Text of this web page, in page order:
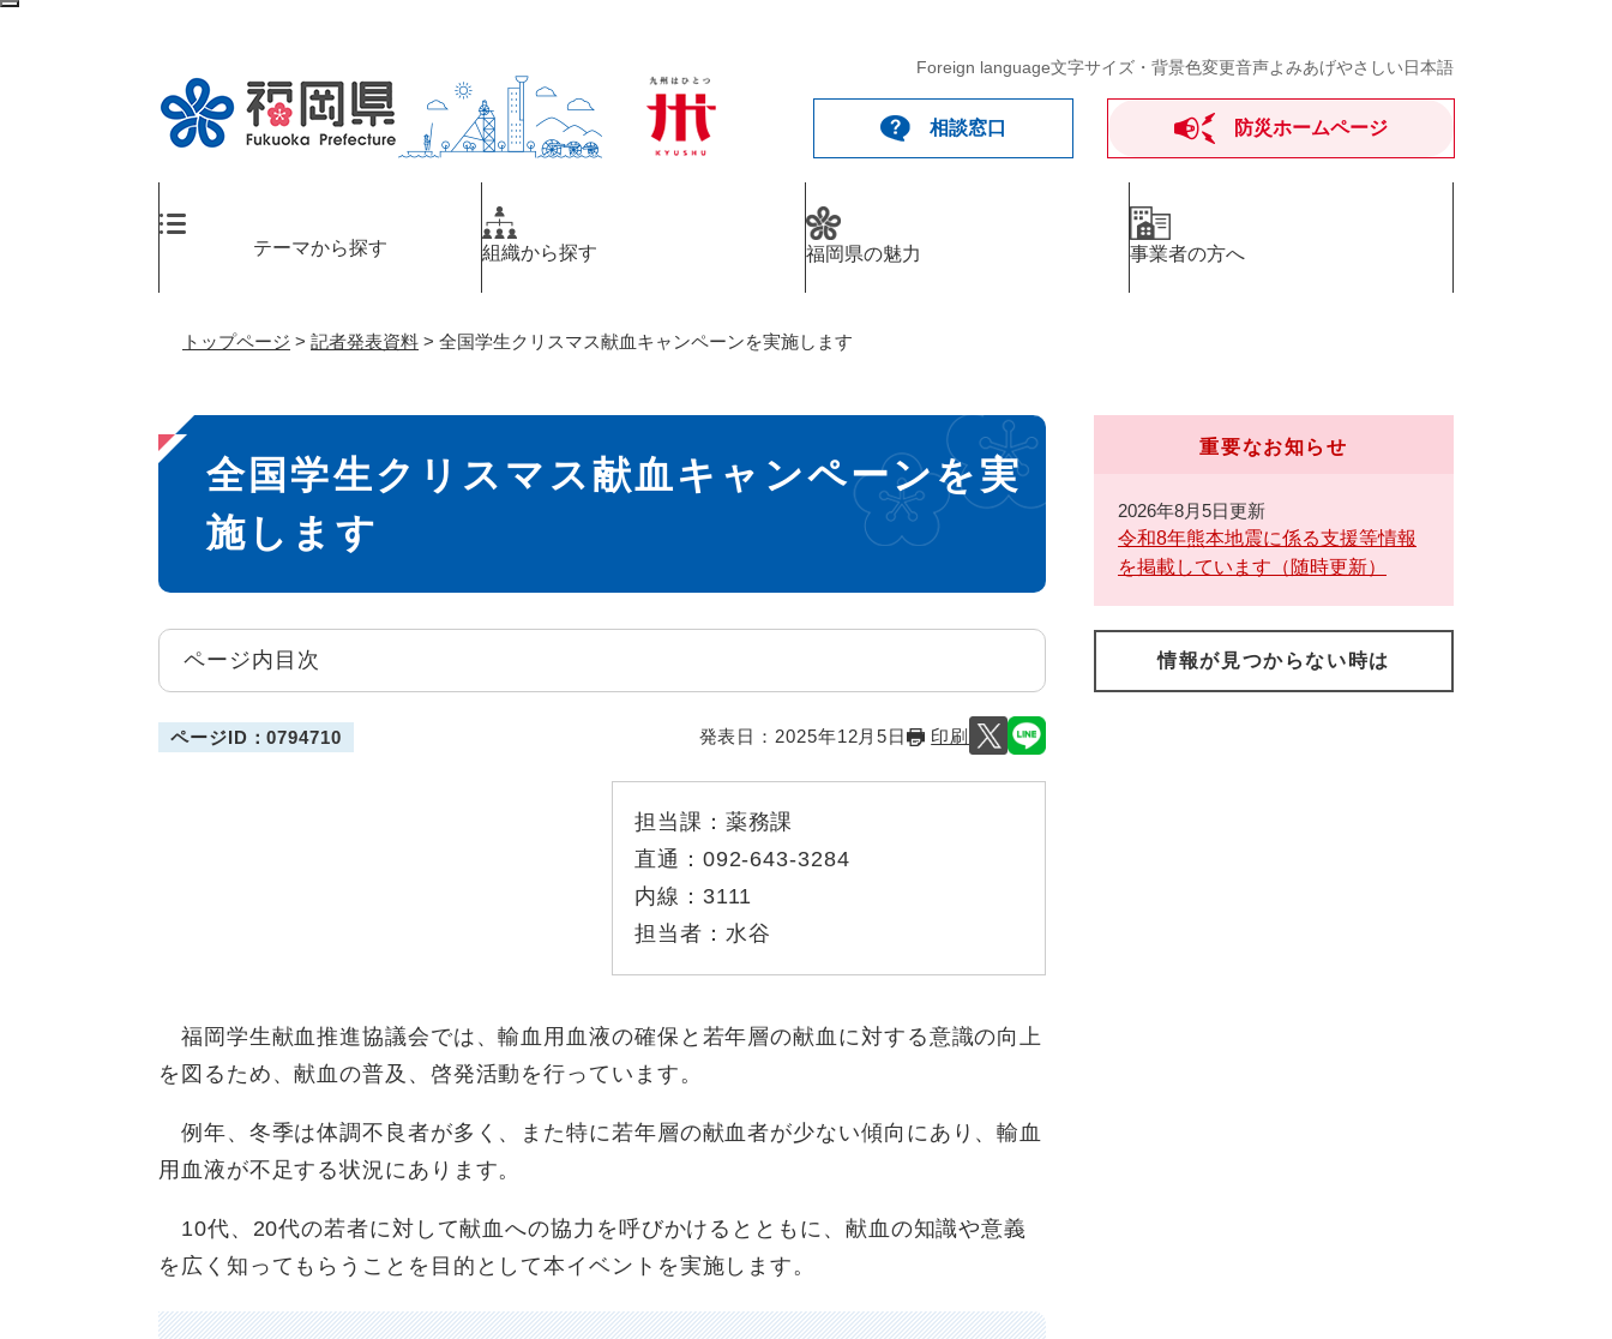
ペ
メ
Foreign language文字サイズ・背景色変更音声よみあげやさしい日本語
相談窓口 防災ホームページ
テーマから探す 組織から探す 福岡県の魅力 事業者の方へ
トップページ > 記者発表資料 > 全国学生クリスマス献血キャンペーンを実施します
本
文
全国学生クリスマス献血キャンペーンを実
施します
ページ内目次
ページID：0794710 発表日： 2025年12月5日 印刷
担当課： 薬務課
直通： 092-643-3284
内線： 3111
担当者： 水谷
福岡学生献血推進協議会では、輸血用血液の確保と若年層の献血に対する意識の向上
を図るため、献血の普及、啓発活動を行っています。
例年、冬季は体調不良者が多く、また特に若年層の献血者が少ない傾向にあり、輸血
用血液が不足する状況にあります。
10代、20代の若者に対して献血への協力を呼びかけるとともに、献血の知識や意義
を広く知ってもらうことを目的として本イベントを実施します。
重要なお知らせ
2026年8月5日更新
令和8年熊本地震に係る支援等情報
を掲載しています（随時更新）
情報が見つからない時は